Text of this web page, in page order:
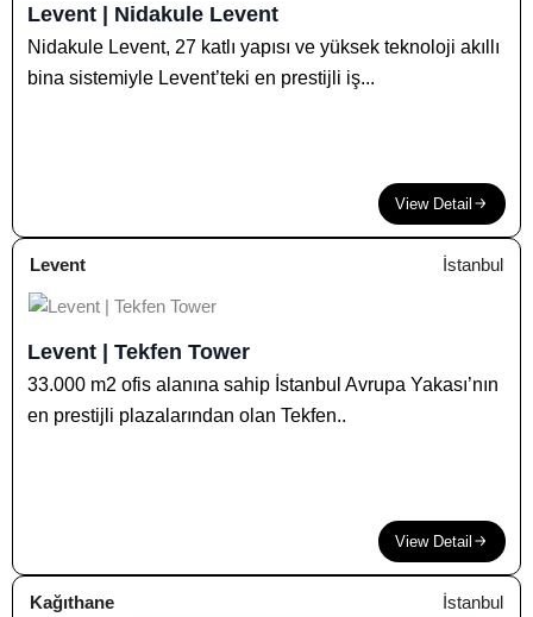
Levent | Nidakule Levent
Nidakule Levent, 27 katlı yapısı ve yüksek teknoloji akıllı
bina sistemiyle Levent’teki en prestijli iş...
View Detail
Levent İstanbul
Levent | Tekfen Tower
33.000 m2 ofis alanına sahip İstanbul Avrupa Yakası’nın
en prestijli plazalarından olan Tekfen..
View Detail
Kağıthane İstanbul